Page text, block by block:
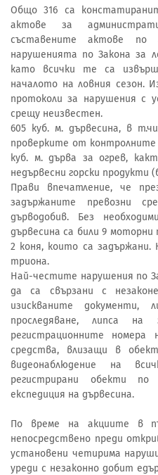
Общо 316 са
актове за
съставените актове
нарушенията по Закона за
като всички те са
началото на ловния сезон.
протоколи за нарушения с
срещу неизвестен.
605 куб. м. дървесина, в
проверките от контролните
куб. м. дърва за огрев,
недървесни горски продукти
Прави впечатление, че
задържаните превозни
дърводобив. Без
дървесина са били 9 моторни
2 коня, които са задържани.
триона.
Най-честите нарушения по
да са свързани с
изискваните
проследяване, липса
регистрационните
средства, влизащи в
видеонаблюдение на
регистрирани обекти по
експедиция на дървесина.
По време на акциите в
непосредствено преди
установени четирима
уреди с незаконно добит